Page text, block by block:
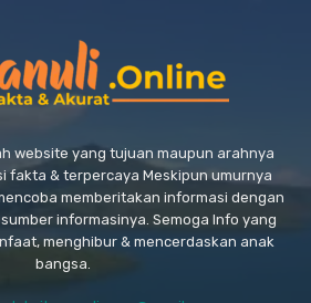
website yang tujuan maupun arahnya
fakta & terpercaya Meskipun umurnya
memberitakan informasi dengan
informasinya. Semoga Info yang
menghibur & mencerdaskan anak
bangsa.